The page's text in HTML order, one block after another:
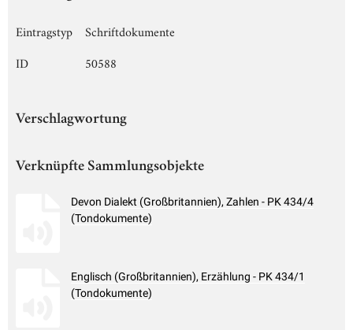
Eintragstyp
Schriftdokumente
ID
50588
Verschlagwortung
Verknüpfte Sammlungsobjekte
Devon Dialekt (Großbritannien), Zahlen - PK 434/4
(Tondokumente)
Englisch (Großbritannien), Erzählung - PK 434/1
(Tondokumente)